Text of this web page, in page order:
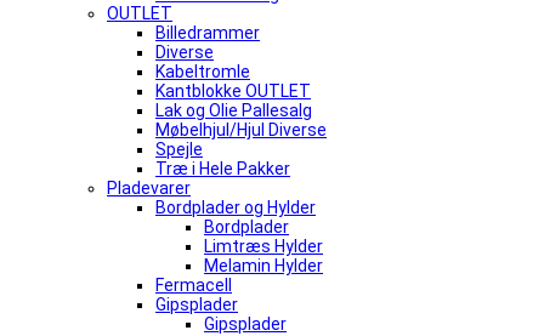
OUTLET
Billedrammer
Diverse
Kabeltromle
Kantblokke OUTLET
Lak og Olie Pallesalg
Møbelhjul/Hjul Diverse
Spejle
Træ i Hele Pakker
Pladevarer
Bordplader og Hylder
Bordplader
Limtræs Hylder
Melamin Hylder
Fermacell
Gipsplader
Gipsplader